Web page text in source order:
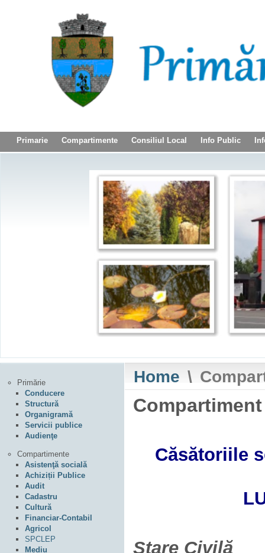
Primarie Compartimente Consiliul Local Info Public
Home \
Compartiment
Căsătoriile
Stare Civilă
Primărie
Conducere
Structură
Organigramă
Servicii publice
Audienţe
Compartimente
Asistenţă socială
Achiziții Publice
Audit
Cadastru
Cultură
Financiar-Contabil
Agricol
SPCLEP
Mediu